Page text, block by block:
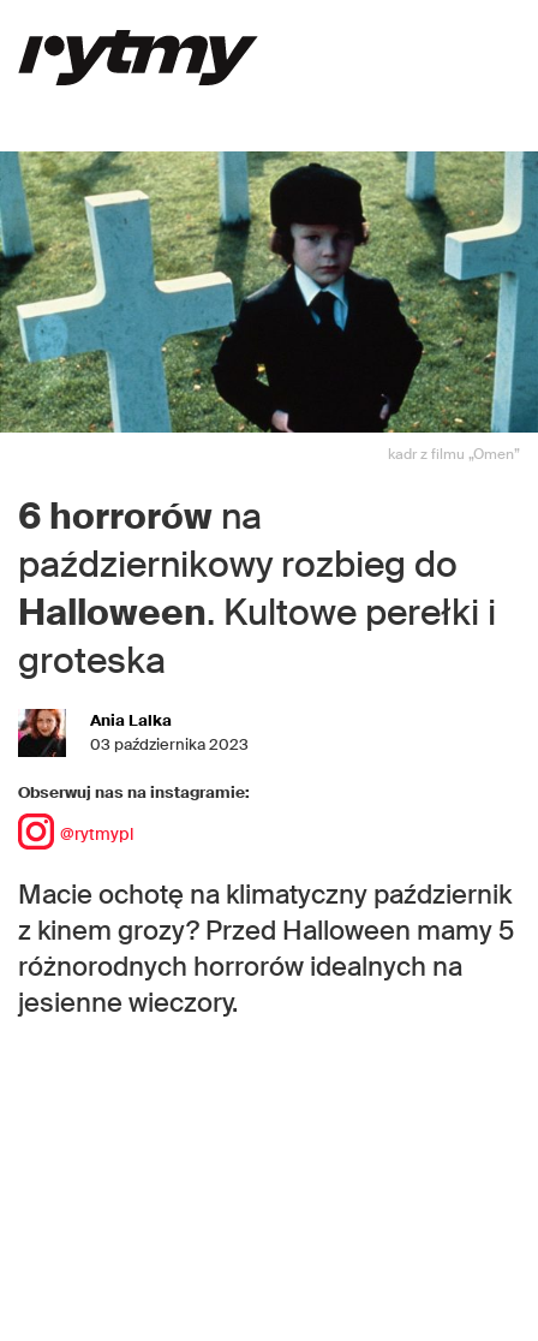
kadr z filmu „Omen”
6 horrorów na
październikowy rozbieg do
Halloween. Kultowe perełki i
groteska
Ania Lalka
03 października 2023
Obserwuj nas na instagramie:
@rytmypl
Macie ochotę na klimatyczny październik
z kinem grozy? Przed Halloween mamy 5
różnorodnych horrorów idealnych na
jesienne wieczory.